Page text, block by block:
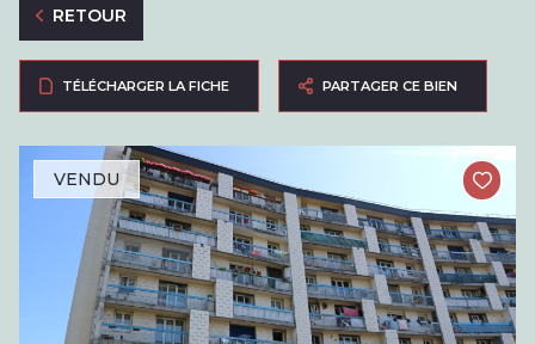
RETOUR
TÉLÉCHARGER LA FICHE PARTAGER CE BIEN
VENDU